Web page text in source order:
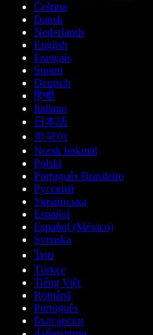
Čeština
Dansk
Nederlands
English
Français
Suomi
Deutsch
हिन्दी
Italiano
日本語
한국어
Norsk bokmål
Polski
Português Brasileiro
Русский
Українська
Español
Español (México)
Svenska
ไทย
Türkçe
Tiếng Việt
Română
Português
Български